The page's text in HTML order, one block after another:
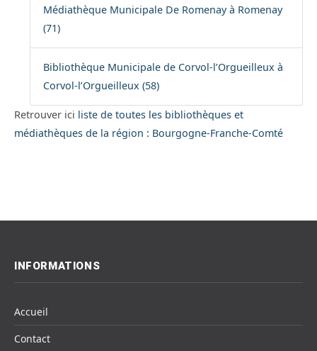
Médiathèque Municipale De Romenay à Romenay
(71)
Bibliothèque Municipale de Corvol-l’Orgueilleux à
Corvol-l’Orgueilleux (58)
Retrouver ici liste de toutes les bibliothèques et
médiathèques de la région : Bourgogne-Franche-Comté
INFORMATIONS
Accueil
Contact